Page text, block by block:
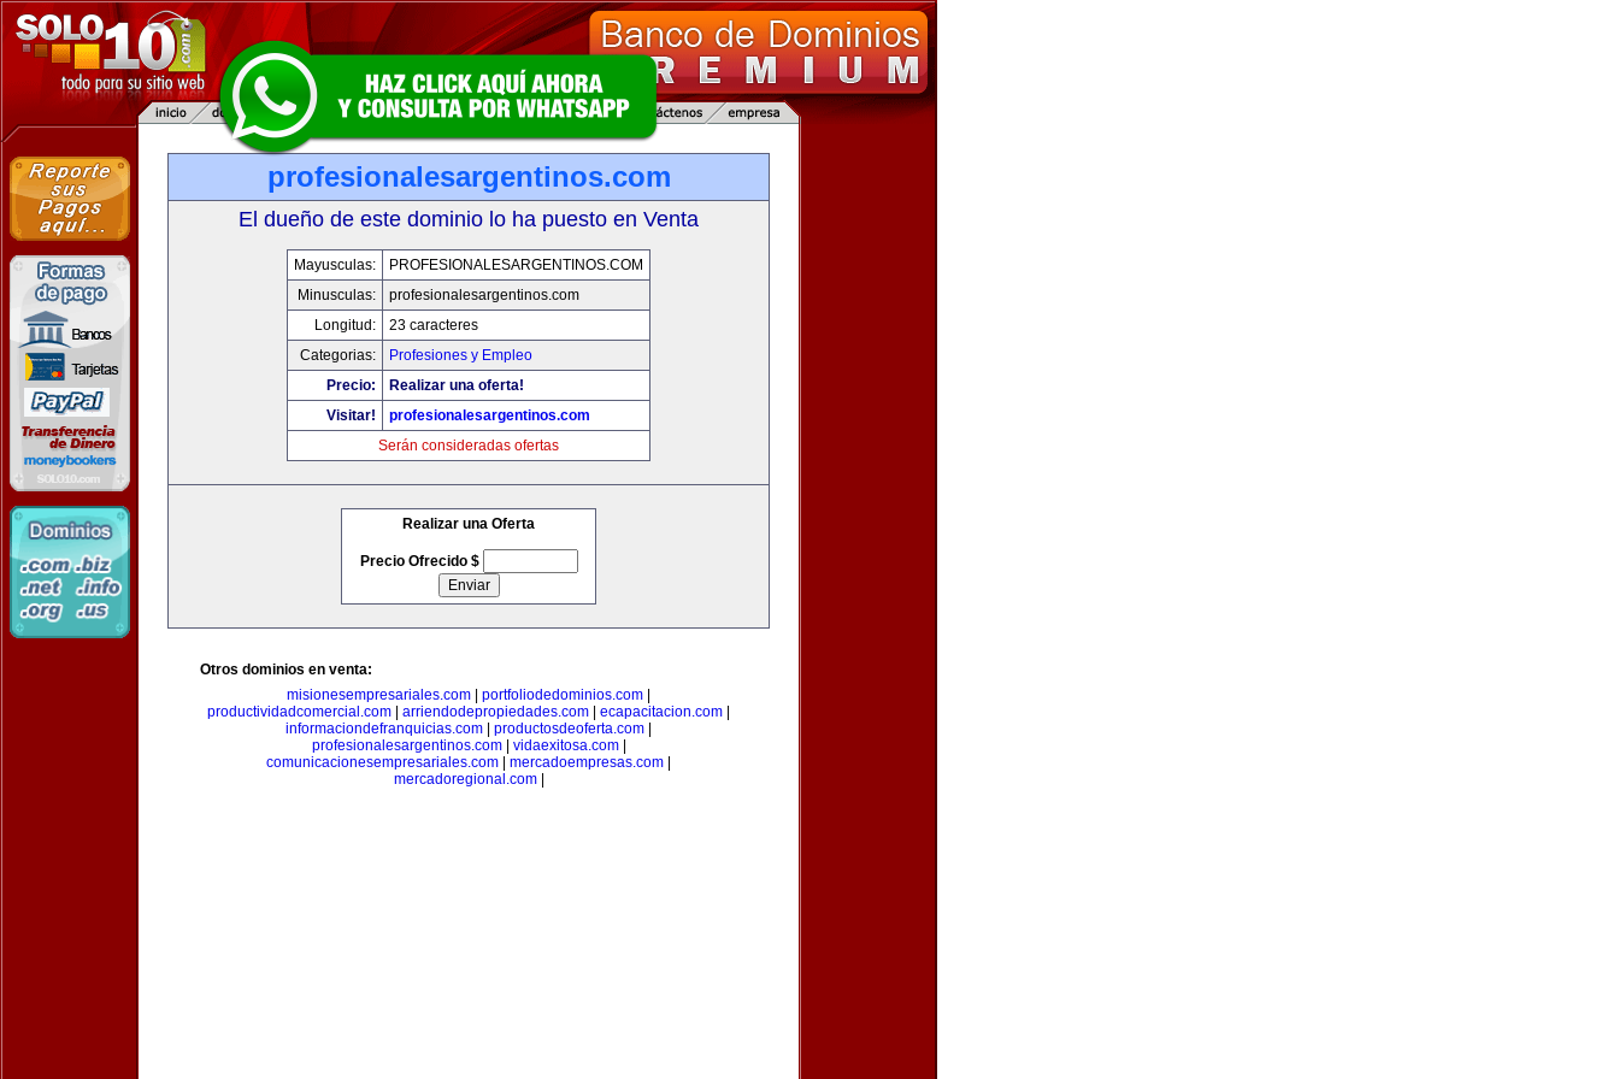
profesionalesargentinos.com
El dueño de este dominio lo ha puesto en Venta
Mayusculas:
PROFESIONALESARGENTINOS.COM
Minusculas:
profesionalesargentinos.com
Longitud:
23 caracteres
Categorias:
Profesiones y Empleo
Precio:
Realizar una oferta!
Visitar!
profesionalesargentinos.com
Serán consideradas ofertas
Realizar una Oferta
Precio Ofrecido $
Otros dominios en venta:
misionesempresariales.com
portfoliodedominios.com
productividadcomercial.com
arriendodepropiedades.com ecapacitacion.com
informaciondefranquicias.com
productosdeoferta.com
profesionalesargentinos.com| vidaexitosa.com|
comunicacionesempresariales.com
mercadoempresas.com
mercadoregional.com|